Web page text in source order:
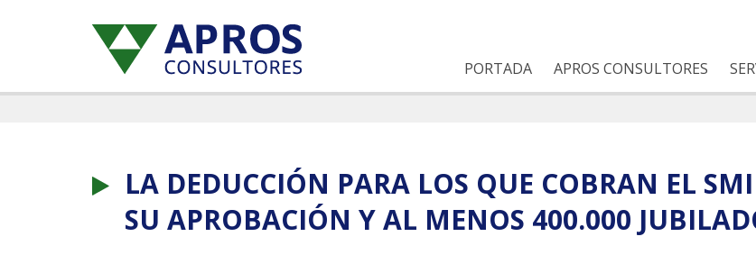
PORTADA APROS CONSULTORES
LA DEDUCCIÓN PARA LOS QUE COBRAN EL
SU APROBACIÓN Y AL MENOS 400.000